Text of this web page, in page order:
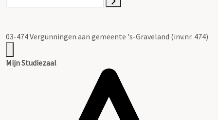
03-474 Vergunningen aan gemeente 's-Graveland (inv.nr. 474)
Mijn Studiezaal